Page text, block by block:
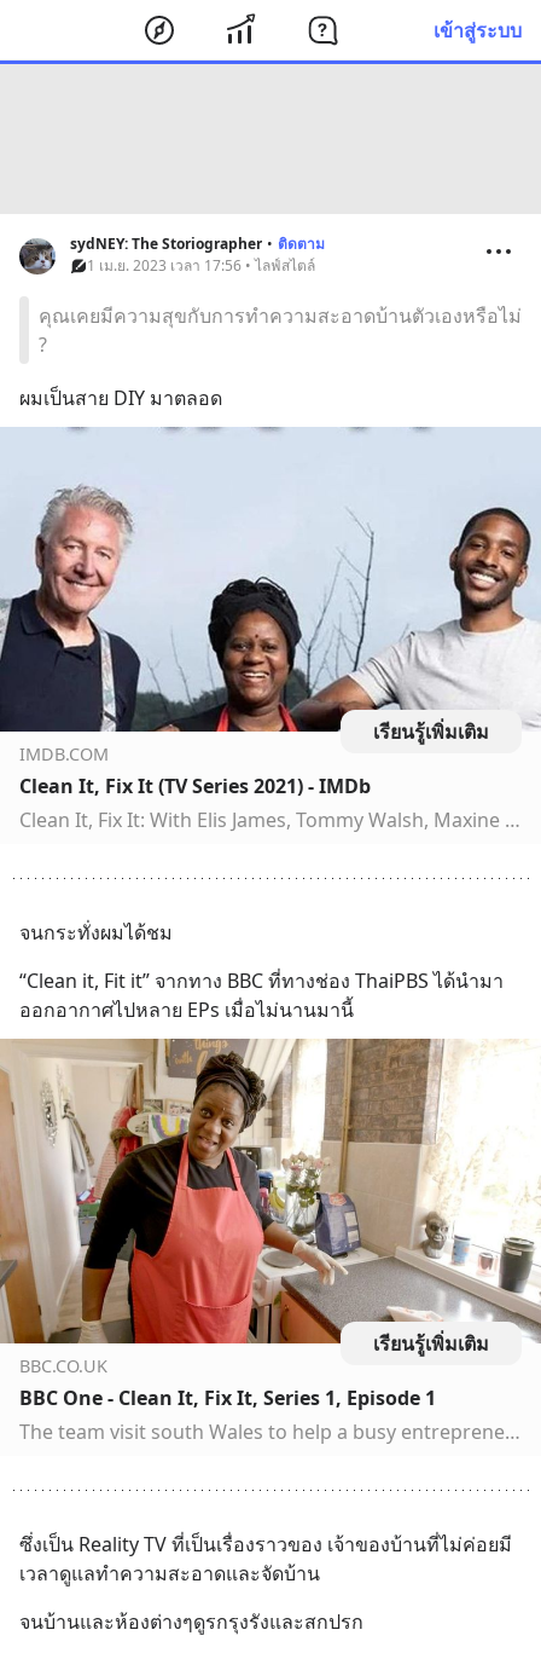
เข้าสู่ระบบ
sydNEY: The Storiographer • ติดตาม
1 เม.ย. 2023 เวลา 17:56 • ไลฟ์สไตล์
คุณเคยมีความสุขกับการทำความสะอาดบ้านตัวเองหรือไม่
?
ผมเป็นสาย DIY มาตลอด
เรียนรู้เพิ่มเติม
IMDB.COM
Clean It, Fix It (TV Series 2021) - IMDb
Clean It, Fix It: With Elis James, Tommy Walsh, Maxine Dwyer, Asher Edwards. A team of three experts, an extreme cleaner, a carpenter and a builder, help homeowners reclaim their space and fall back in love with their home.
จนกระทั่งผมได้ชม
“Clean it, Fit it” จากทาง BBC ที่ทางช่อง ThaiPBS ได้นำมา
ออกอากาศไปหลาย EPs เมื่อไม่นานมานี้
เรียนรู้เพิ่มเติม
BBC.CO.UK
BBC One - Clean It, Fix It, Series 1, Episode 1
The team visit south Wales to help a busy entrepreneur who has no time to fix her house.
ซึ่งเป็น Reality TV ที่เป็นเรื่องราวของ เจ้าของบ้านที่ไม่ค่อยมี
เวลาดูแลทำความสะอาดและจัดบ้าน
จนบ้านและห้องต่างๆดูรกรุงรังและสกปรก